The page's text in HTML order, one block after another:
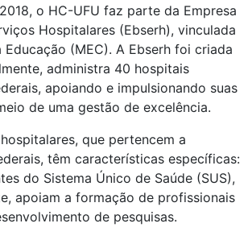
o HC-UFU faz parte da Empresa
Hospitalares (Ebserh), vinculada
(MEC). A Ebserh foi criada
administra 40 hospitais
apoiando e impulsionando suas
de uma gestão de excelência.
que pertencem a
têm características específicas:
do Sistema Único de Saúde (SUS),
apoiam a formação de profissionais
de pesquisas.